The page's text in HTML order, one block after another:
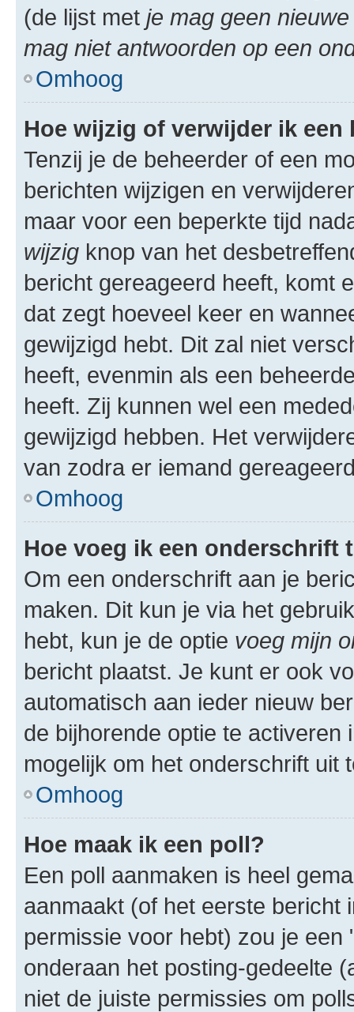
(de lijst met je mag geen
mag niet antwoorden op een
Omhoog
Hoe wijzig of verwijder ik een
Tenzij je de beheerder of een
berichten wijzigen en
maar voor een beperkte tijd
wijzig knop van het
bericht gereageerd heeft, komt
dat zegt hoeveel keer en
gewijzigd hebt. Dit zal niet
heeft, evenmin als een
heeft. Zij kunnen wel een
gewijzigd hebben. Het
van zodra er iemand
Omhoog
Hoe voeg ik een onderschrift
Om een onderschrift aan je
maken. Dit kun je via het
hebt, kun je de optie voeg mijn
bericht plaatst. Je kunt er ook
automatisch aan ieder nieuw
de bijhorende optie te
mogelijk om het onderschrift uit
Omhoog
Hoe maak ik een poll?
Een poll aanmaken is heel
aanmaakt (of het eerste bericht
permissie voor hebt) zou je
onderaan het posting-gedeelte
niet de juiste permissies om